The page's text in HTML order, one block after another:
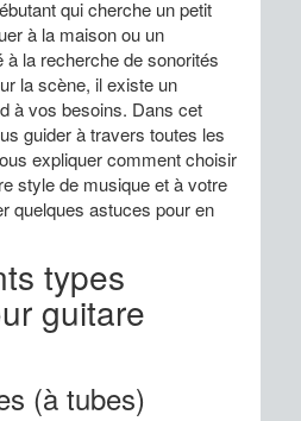
qui cherche un petit
à la maison ou un
la recherche de sonorités
la scène, il existe un
à vos besoins. Dans cet
guider à travers toutes les
expliquer comment choisir
style de musique et à votre
quelques astuces pour en
types
guitare
(à tubes)